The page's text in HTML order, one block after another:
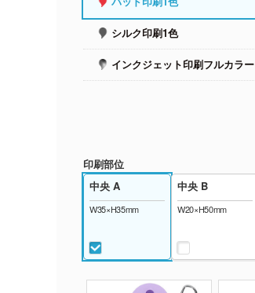
シルク印刷1色
インクジェット印刷フルカラー
印刷部位
中央 A
W35×H35mm
中央 B
W20×H50mm